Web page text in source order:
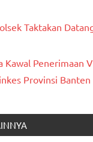
Taktakan
Kawal Penerimaan
Provinsi Banten